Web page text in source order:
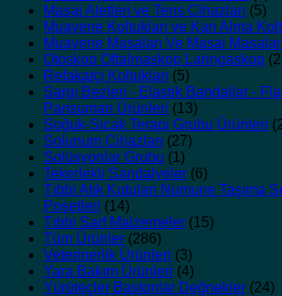
Masaj Aletleri ve Tens Cihazları (5)
Muayene Koltukları ve Kan Alma
Muayene Masaları Ve Masaj
Otoskop Oftalmaskop Laringaskop
Refakatçi Koltukları (5)
Sargı Bezleri - Elastik Bandajlar -
Pansuman Ürünleri (13)
Soğuk-Sıcak Terapi Grubu Ürünleri
Solunum Cihazları (27)
Solüsyonlar Grubu (1)
Tekerlekli Sandalyeler (6)
Tıbbi Atık Kutuları Numune Taşıma
Poşetleri (14)
Tıbbi Sarf Malzemeler (15)
Tüm Ürünler (286)
Veterinerlik Ürünleri (3)
Yara Bakım Ürünleri (4)
Yürüteçler Bastonlar Değnekler (24)